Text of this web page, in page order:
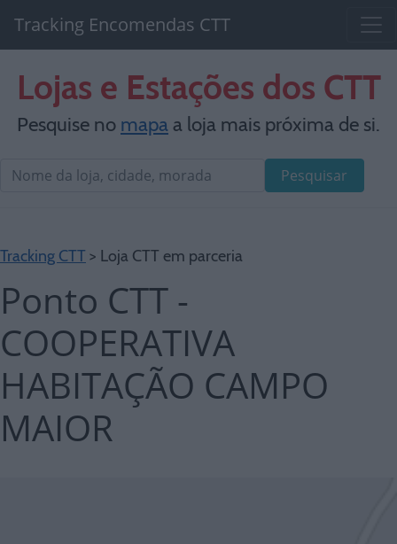
Tracking Encomendas CTT
Lojas e Estações dos CTT
Pesquise no mapaa loja mais próxima de si.
Pesquisar
Tracking CTT > Loja CTT em parceria
Ponto CTT -
COOPERATIVA
HABITAÇÃO CAMPO
MAIOR